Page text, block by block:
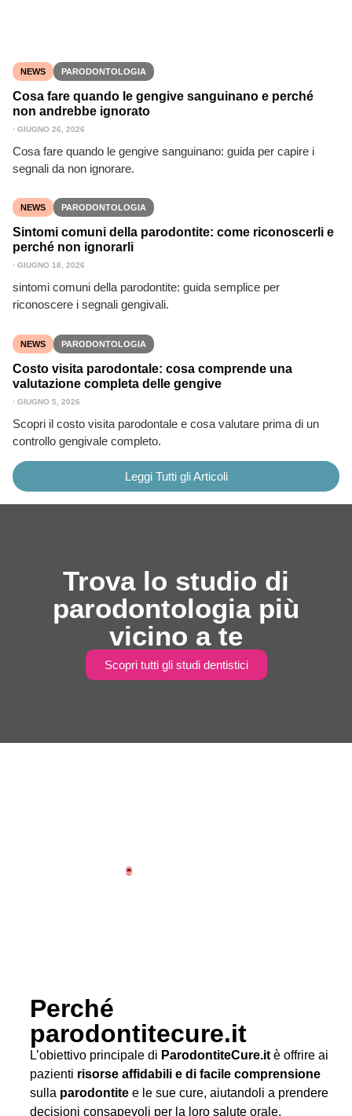
NEWS PARODONTOLOGIA
Cosa fare quando le gengive sanguinano e perché
non andrebbe ignorato
⋅ GIUGNO 26, 2026
Cosa fare quando le gengive sanguinano: guida per capire i
segnali da non ignorare.
NEWS PARODONTOLOGIA
Sintomi comuni della parodontite: come riconoscerli e
perché non ignorarli
⋅ GIUGNO 18, 2026
sintomi comuni della parodontite: guida semplice per
riconoscere i segnali gengivali.
NEWS PARODONTOLOGIA
Costo visita parodontale: cosa comprende una
valutazione completa delle gengive
⋅ GIUGNO 5, 2026
Scopri il costo visita parodontale e cosa valutare prima di un
controllo gengivale completo.
Leggi Tutti gli Articoli
Trova lo studio di
parodontologia più
vicino a te
Scopri tutti gli studi dentistici
Perché
parodontitecure.it
L’obiettivo principale di ParodontiteCure.it è offrire ai
pazienti risorse affidabili e di facile comprensione
sulla parodontite e le sue cure, aiutandoli a prendere
decisioni consapevoli per la loro salute orale.